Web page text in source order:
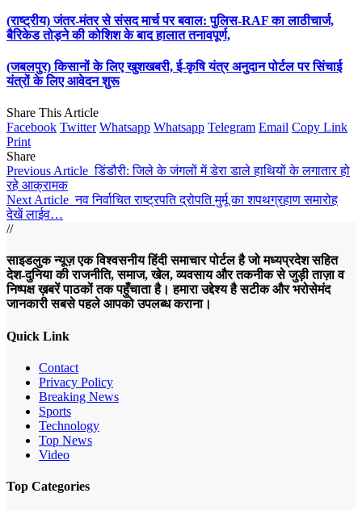
(राष्ट्रीय) जंतर-मंतर से संसद मार्च पर बवाल: पुलिस-RAF का लाठीचार्ज,
बैरिकेड तोड़ने की कोशिश के बाद हालात तनावपूर्ण,
(जबलपुर) किसानों के लिए खुशखबरी, ई-कृषि यंत्र अनुदान पोर्टल पर सिंचाई
यंत्रों के लिए आवेदन शुरू
Share This Article
Facebook Twitter Whatsapp Whatsapp Telegram Email Copy Link
Print
Share
Previous Article डिंडौरी: जिले के जंगलों में डेरा डाले हाथियों के लगातार हो
रहे आक्रामक
Next Article नव निर्वाचित राष्ट्रपति द्रोपति मुर्मू का शपथग्रहाण समारोह
देखें लाईव…
//
साइडलुक न्यूज़ एक विश्वसनीय हिंदी समाचार पोर्टल है जो मध्यप्रदेश सहित
देश-दुनिया की राजनीति, समाज, खेल, व्यवसाय और तकनीक से जुड़ी ताज़ा व
निष्पक्ष ख़बरें पाठकों तक पहुँचाता है। हमारा उद्देश्य है सटीक और भरोसेमंद
जानकारी सबसे पहले आपको उपलब्ध कराना।
Quick Link
Contact
Privacy Policy
Breaking News
Sports
Technology
Top News
Video
Top Categories